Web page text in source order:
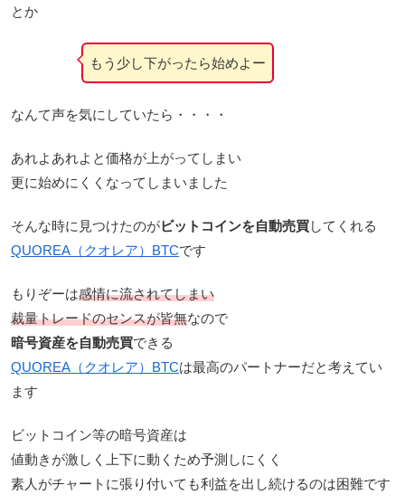
とか
もう少し下がったら始めよー
なんて声を気にしていたら・・・・
あれよあれよと価格が上がってしまい
更に始めにくくなってしまいました
そんな時に見つけたのがビットコインを自動売買してくれる
QUOREA（クオレア）BTCです
もりぞーは感情に流されてしまい
裁量トレードのセンスが皆無なので
暗号資産を自動売買できる
QUOREA（クオレア）BTCは最高のパートナーだと考えてい
ます
ビットコイン等の暗号資産は
値動きが激しく上下に動くため予測しにくく
素人がチャートに張り付いても利益を出し続けるのは困難です